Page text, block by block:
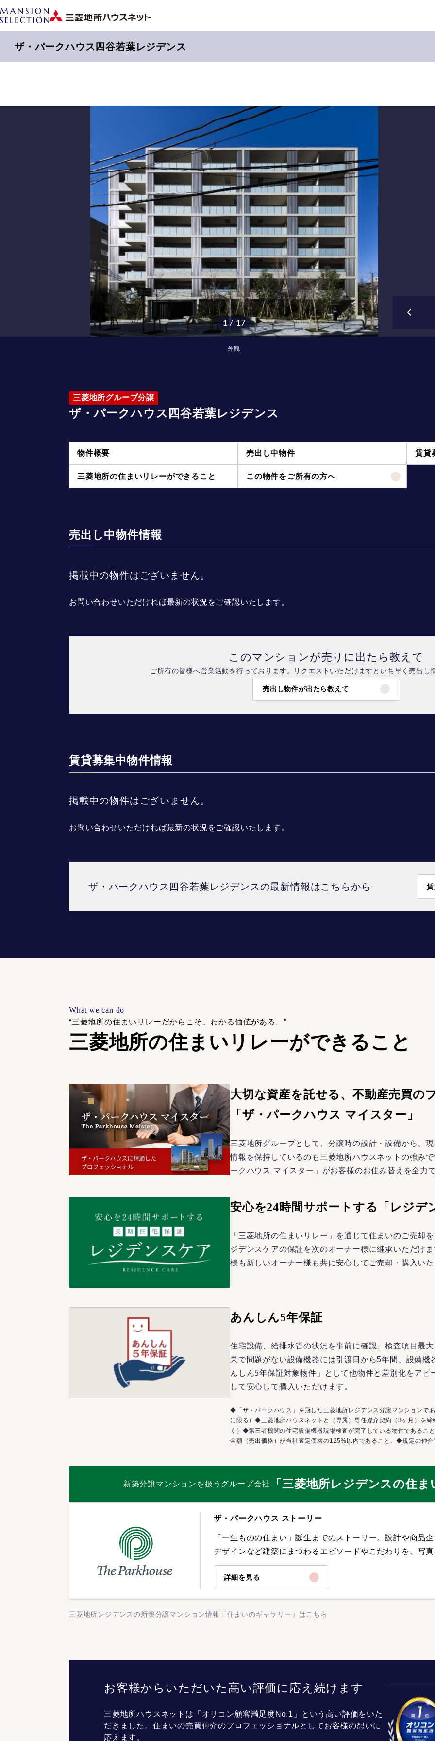
ザ・パークハウス四谷若葉レジデンス
外観
1 / 17
三菱地所グループ分譲
ザ・パークハウス四谷若葉レジデンス
物件概要 売出し中物件 賃貸
三菱地所の住まいリレーができること この物件をご所有の方へ
売出し中物件情報
掲載中の物件はございません。
お問い合わせいただければ最新の状況をご確認いたします。
このマンションが売りに出たら教えて
ご所有の皆様へ営業活動を行っております。リクエストいただけますといち早く売出し
売出し物件が出たら教えて
賃貸募集中物件情報
掲載中の物件はございません。
お問い合わせいただければ最新の状況をご確認いたします。
ザ・パークハウス四谷若葉レジデンスの最新情報はこちらから
What we can do
“三菱地所の住まいリレーだからこそ、 わかる価値がある。”
三菱地所の住まいリレーができること
大切な資産を託せる、不動産売買の
「ザ・パークハウス マイスター」
三菱地所グループとして、分譲時の設計・設備から、
情報を保持しているのも三菱地所ハウスネットの強み
ークハウス マイスター」がお客様のお住み替えを全力
安心を24時間サポートする「レジデ
「三菱地所の住まいリレー」を通じて住まいのご売却
ジデンスケアの保証を次のオーナー様に継承いただけ
様も新しいオーナー様も共に安心してご売却・購入いた
あんしん5年保証
住宅設備、給排水管の状況を事前に確認。検査項目最
果で問題がない設備機器には引渡日から5年間、設備
んしん5年保証対象物件」として他物件と差別化をアピ
して安心して購入いただけます。
◆「ザ・パークハウス」を冠した三菱地所レジデンス分譲マンションで
に限る）◆三菱地所ハウスネットと（専属）専任媒介契約（3ヶ月）を
く）◆第三者機関の住宅設備機器現場検査が完了している物件である
金額（売出価格）が当社査定価格の125%以内であること。◆規定の仲介
新築分譲マンションを扱うグループ会社 「三菱地所レジデンスの住ま
ザ・パークハウス ストーリー
「一生ものの住まい」誕生までのストーリー。設計や商品企
デザインなど建築にまつわるエピソードやこだわりを、写真
詳細を見る
三菱地所レジデンスの新築分譲マンション情報「住まいのギャラリー」はこちら
お客様からいただいた高い評価に応え続けます
三菱地所ハウスネットは「オリコン顧客満足度No.1」という高い評価をいた
だきました。住まいの売買仲介のプロフェッショナルとしてお客様の想いに
応えます。